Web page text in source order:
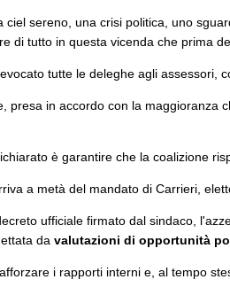
ciel sereno, una crisi politica, uno
di tutto in questa vicenda che prima
tutte le deleghe agli assessori,
presa in accordo con la maggioranza
è garantire che la coalizione
a metà del mandato di Carrieri,
ufficiale firmato dal sindaco,
da valutazioni di opportunità
i rapporti interni e, al tempo